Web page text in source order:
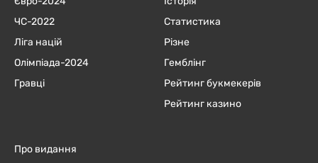
ЧC-2022
Ліга націй
Олімпіада-2024
Гравці
Статистика
Різне
Гемблінг
Рейтинг букмекерів
Рейтинг казино
Про видання